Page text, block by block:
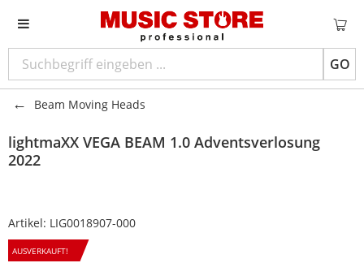
GO
Beam Moving Heads
lightmaXX VEGA BEAM 1.0 Adventsverlosung
2022
Artikel: LIG0018907-000
AUSVERKAUFT!